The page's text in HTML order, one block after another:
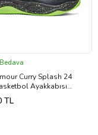
Curry Splash 24
Ayakkabısı
Renkli (Çok Renkli)
TL